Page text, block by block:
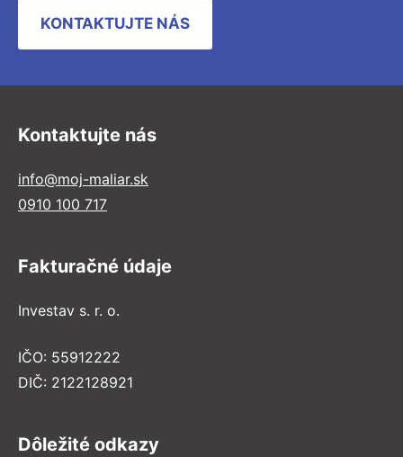
KONTAKTUJTE NÁS
Kontaktujte nás
info@moj-maliar.sk
0910 100 717
Fakturačné údaje
Investav s. r. o.
IČO: 55912222
DIČ: 2122128921
Dôležité odkazy